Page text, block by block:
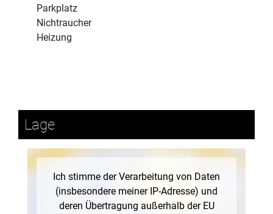
Parkplatz
Nichtraucher
Heizung
Lage
Ich stimme der Verarbeitung von Daten
(insbesondere meiner IP-Adresse) und
deren Übertragung außerhalb der EU